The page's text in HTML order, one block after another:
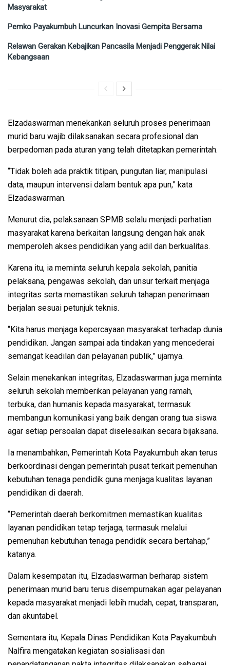
Masyarakat
Pemko Payakumbuh Luncurkan Inovasi Gempita Bersama
Relawan Gerakan Kebajikan Pancasila Menjadi Penggerak Nilai
Kebangsaan
Elzadaswarman menekankan seluruh proses penerimaan
murid baru wajib dilaksanakan secara profesional dan
berpedoman pada aturan yang telah ditetapkan pemerintah.
“Tidak boleh ada praktik titipan, pungutan liar, manipulasi
data, maupun intervensi dalam bentuk apa pun,” kata
Elzadaswarman.
Menurut dia, pelaksanaan SPMB selalu menjadi perhatian
masyarakat karena berkaitan langsung dengan hak anak
memperoleh akses pendidikan yang adil dan berkualitas.
Karena itu, ia meminta seluruh kepala sekolah, panitia
pelaksana, pengawas sekolah, dan unsur terkait menjaga
integritas serta memastikan seluruh tahapan penerimaan
berjalan sesuai petunjuk teknis.
“Kita harus menjaga kepercayaan masyarakat terhadap dunia
pendidikan. Jangan sampai ada tindakan yang mencederai
semangat keadilan dan pelayanan publik,” ujarnya.
Selain menekankan integritas, Elzadaswarman juga meminta
seluruh sekolah memberikan pelayanan yang ramah,
terbuka, dan humanis kepada masyarakat, termasuk
membangun komunikasi yang baik dengan orang tua siswa
agar setiap persoalan dapat diselesaikan secara bijaksana.
Ia menambahkan, Pemerintah Kota Payakumbuh akan terus
berkoordinasi dengan pemerintah pusat terkait pemenuhan
kebutuhan tenaga pendidik guna menjaga kualitas layanan
pendidikan di daerah.
“Pemerintah daerah berkomitmen memastikan kualitas
layanan pendidikan tetap terjaga, termasuk melalui
pemenuhan kebutuhan tenaga pendidik secara bertahap,”
katanya.
Dalam kesempatan itu, Elzadaswarman berharap sistem
penerimaan murid baru terus disempurnakan agar pelayanan
kepada masyarakat menjadi lebih mudah, cepat, transparan,
dan akuntabel.
Sementara itu, Kepala Dinas Pendidikan Kota Payakumbuh
Nalfira mengatakan kegiatan sosialisasi dan